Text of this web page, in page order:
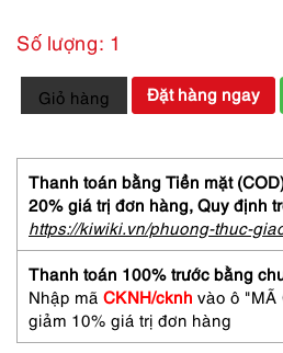
Số lượng: 1
3919-
Giầy
nam/nữ
24cm-
Hush
Puppies OTSUKA
loafers-
Gần
như
mới
số
Giỏ hàng Đặt hàng ngay
Thanh toán bằng Tiền mặt
20% giá trị đơn hàng, Quy định
https://kiwiki.vn/phuong-thuc-
Thanh toán 100% trước bằng
Nhập mã CKNH/cknh vào ô "MÃ
giảm 10% giá trị đơn hàng